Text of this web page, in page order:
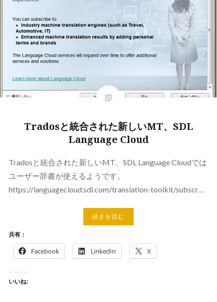
Tradosと統合された新しいMT、SDL
Language Cloud
Tradosと統合された新しいMT、SDL Language Cloudでは
ユーザー辞書が使えるようです。
https://languagecloud.sdl.com/translation-toolkit/subscr…
続きを読む
共有：
Facebook LinkedIn X
いいね: